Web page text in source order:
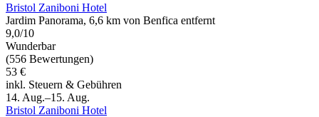
Bristol Zaniboni Hotel
Jardim Panorama, 6,6 km von Benfica entfernt
9,0/10
Wunderbar
(556 Bewertungen)
53 €
inkl. Steuern & Gebühren
14. Aug.–15. Aug.
Bristol Zaniboni Hotel